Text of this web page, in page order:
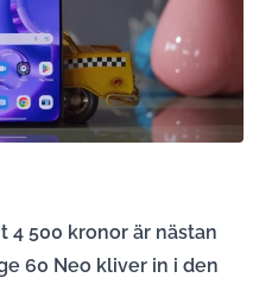
4 500 kronor är nästan
60 Neo kliver in i den